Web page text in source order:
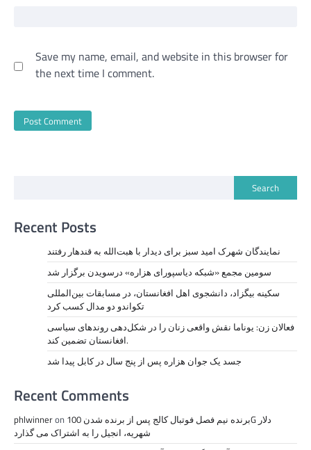
Save my name, email, and website in this browser for
the next time I comment.
Search
Recent Posts
نمايندگان شهرک امید سبز برای دیدار با هبت‌الله به قندهار رفتند
سومین مجمع «شبکه دیاسپورای هزاره» درسویدن برگزار شد
سکینه بیگزاد، دانشجوی اهل افغانستان، در مسابقات بین‌المللی
تکواندو دو مدال کسب کرد
فعالان زن: یوناما نقش واقعی زنان را در شکل‌دهی روندهای سیاسی
افغانستان تضمین کند.
جسد یک جوان هزاره پس از پنج سال در کابل پیدا شد
Recent Comments
phlwinneron برنده نیم فصل فوتبال کالج پس از برنده شدن 100G دلار
شهریه، انجیل را به اشتراک می گذارد